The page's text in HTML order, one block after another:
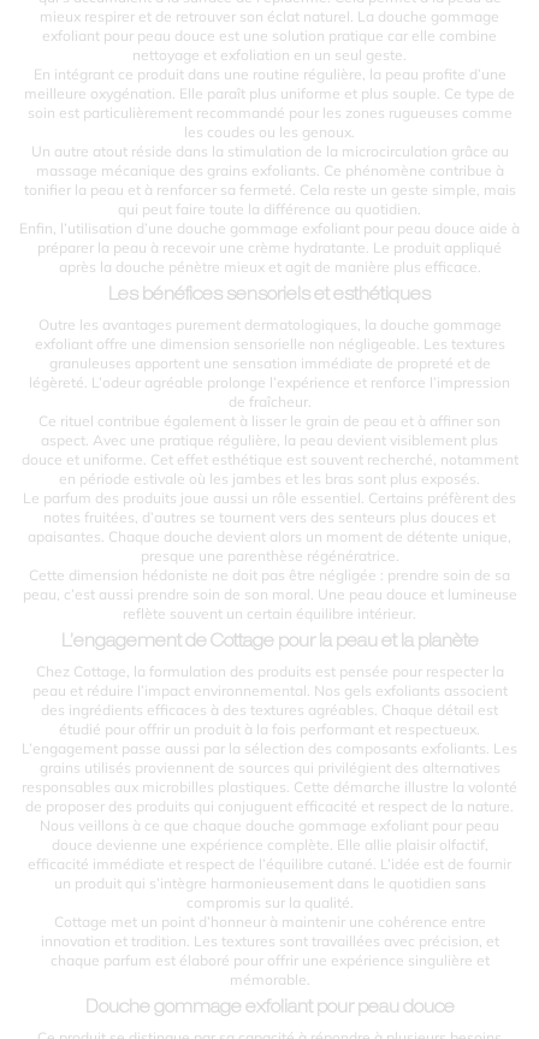
mieux respirer et de retrouver son éclat naturel. La douche gommage
exfoliant pour peau douce est une solution pratique car elle combine
nettoyage et exfoliation en un seul geste.
En intégrant ce produit dans une routine régulière, la peau profite d’une
meilleure oxygénation. Elle paraît plus uniforme et plus souple. Ce type de
soin est particulièrement recommandé pour les zones rugueuses comme
les coudes ou les genoux.
Un autre atout réside dans la stimulation de la microcirculation grâce au
massage mécanique des grains exfoliants. Ce phénomène contribue à
tonifier la peau et à renforcer sa fermeté. Cela reste un geste simple, mais
qui peut faire toute la différence au quotidien.
Enfin, l’utilisation d’une douche gommage exfoliant pour peau douce aide à
préparer la peau à recevoir une crème hydratante. Le produit appliqué
après la douche pénètre mieux et agit de manière plus efficace.
Les bénéfices sensoriels et esthétiques
Outre les avantages purement dermatologiques, la douche gommage
exfoliant offre une dimension sensorielle non négligeable. Les textures
granuleuses apportent une sensation immédiate de propreté et de
légèreté. L’odeur agréable prolonge l’expérience et renforce l’impression
de fraîcheur.
Ce rituel contribue également à lisser le grain de peau et à affiner son
aspect. Avec une pratique régulière, la peau devient visiblement plus
douce et uniforme. Cet effet esthétique est souvent recherché, notamment
en période estivale où les jambes et les bras sont plus exposés.
Le parfum des produits joue aussi un rôle essentiel. Certains préfèrent des
notes fruitées, d’autres se tournent vers des senteurs plus douces et
apaisantes. Chaque douche devient alors un moment de détente unique,
presque une parenthèse régénératrice.
Cette dimension hédoniste ne doit pas être négligée : prendre soin de sa
peau, c’est aussi prendre soin de son moral. Une peau douce et lumineuse
reflète souvent un certain équilibre intérieur.
L’engagement de Cottage pour la peau et la planète
Chez Cottage, la formulation des produits est pensée pour respecter la
peau et réduire l’impact environnemental. Nos gels exfoliants associent
des ingrédients efficaces à des textures agréables. Chaque détail est
étudié pour offrir un produit à la fois performant et respectueux.
L’engagement passe aussi par la sélection des composants exfoliants. Les
grains utilisés proviennent de sources qui privilégient des alternatives
responsables aux microbilles plastiques. Cette démarche illustre la volonté
de proposer des produits qui conjuguent efficacité et respect de la nature.
Nous veillons à ce que chaque douche gommage exfoliant pour peau
douce devienne une expérience complète. Elle allie plaisir olfactif,
efficacité immédiate et respect de l’équilibre cutané. L’idée est de fournir
un produit qui s’intègre harmonieusement dans le quotidien sans
compromis sur la qualité.
Cottage met un point d’honneur à maintenir une cohérence entre
innovation et tradition. Les textures sont travaillées avec précision, et
chaque parfum est élaboré pour offrir une expérience singulière et
mémorable.
Douche gommage exfoliant pour peau douce